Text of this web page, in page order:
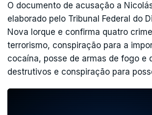
O documento de acusação a
elaborado pelo Tribunal Federal do
Nova Iorque e confirma quatro
terrorismo, conspiração para a
cocaína, posse de armas de fogo e
destrutivos e conspiração para